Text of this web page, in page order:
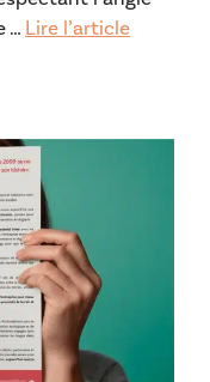
… Lire l’article